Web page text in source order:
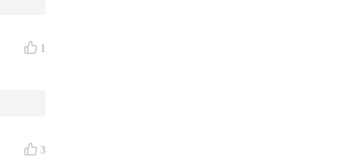
2021
人的
1
3